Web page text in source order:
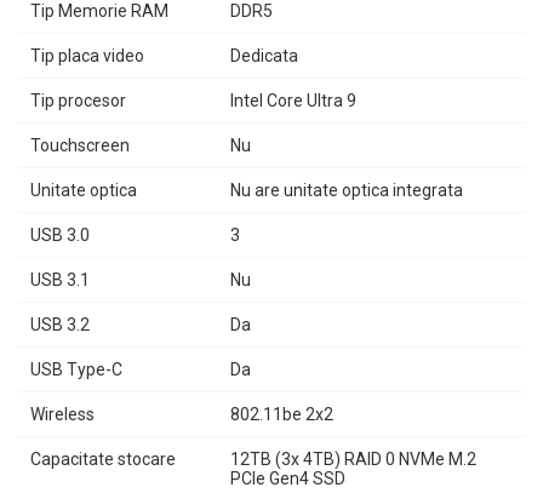
Tip Memorie RAM DDR5
Tip placa video Dedicata
Tip procesor Intel Core Ultra 9
Touchscreen Nu
Unitate optica Nu are unitate optica integrata
USB 3.0 3
USB 3.1 Nu
USB 3.2 Da
USB Type-C Da
Wireless 802.11be 2x2
Capacitate stocare
12TB (3x 4TB) RAID 0 NVMe M.2
PCIe Gen4 SSD